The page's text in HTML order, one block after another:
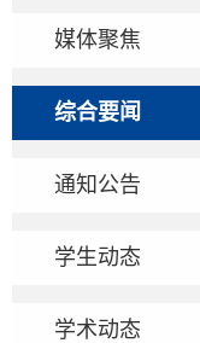
媒体聚焦
综合要闻
通知公告
学生动态
学术动态